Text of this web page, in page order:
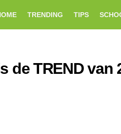
TRENDING TIPS
de TREND van